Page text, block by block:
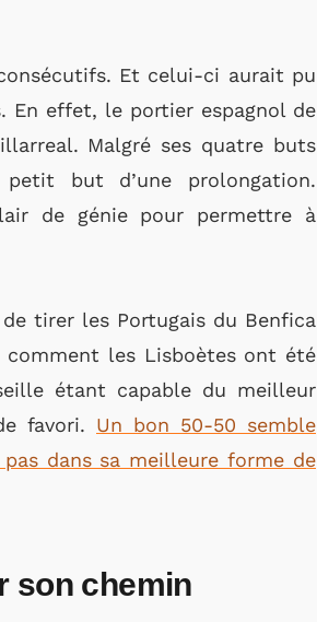
Et celui-ci aurait pu
En effet, le portier espagnol de
Malgré ses quatre buts
but d’une prolongation.
de génie pour permettre à
tirer les Portugais du Benfica
comment les Lisboètes ont été
étant capable du meilleur
favori. Un bon 50-50 semble
dans sa meilleure forme de
son chemin